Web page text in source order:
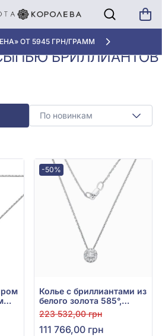
ОТ 5945 ГРН/ГРАММ
Колье с россыпью
бриллиантов
БРИЛЛИАНТОВ
По новинкам
-50%
Колье с бриллиантами из
белого золота 585°,
Бриллиант 0,58ct, арт.
704-085
223 532,00 грн
111 766,00 грн